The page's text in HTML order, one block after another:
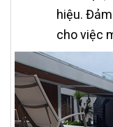
hiệu.
cho việc